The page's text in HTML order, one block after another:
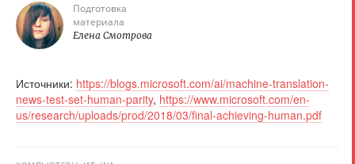
Подготовка
материала
Елена Смотрова
Источники: https://blogs.microsoft.com/ai/machine-translation-
news-test-set-human-parity, https://www.microsoft.com/en-
us/research/uploads/prod/2018/03/final-achieving-human.pdf